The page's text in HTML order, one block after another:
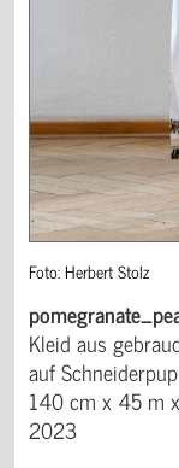
Foto: Herbert Stolz
Kleid aus
auf
140 cm x 45 m
2023